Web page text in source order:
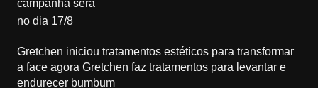
Gretchen iniciou tratamentos estéticos para transformar
a face agora Gretchen faz tratamentos para levantar e
endurecer bumbum